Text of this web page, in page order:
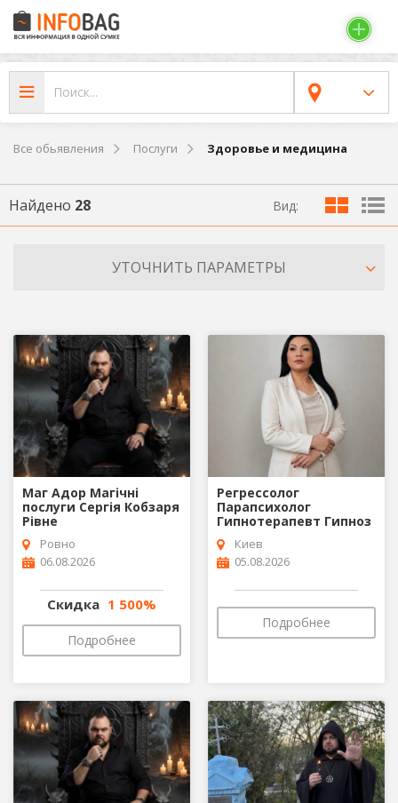
Все обьявления Послуги Здоровье и медицина
Найдено 28 Вид:
УТОЧНИТЬ ПАРАМЕТРЫ
Маг Адор Магічні
послуги Сергія Кобзаря
Рівне
Ровно
06.08.2026
Скидка 1 500%
Подробнее
Регрессолог
Парапсихолог
Гипнотерапевт Гипноз
Киев
05.08.2026
Подробнее